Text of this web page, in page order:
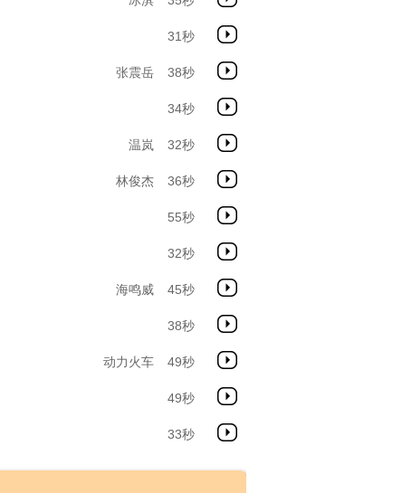
31秒
张震岳 38秒
34秒
温岚 32秒
林俊杰 36秒
55秒
32秒
海鸣威 45秒
38秒
动力火车 49秒
49秒
33秒